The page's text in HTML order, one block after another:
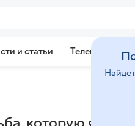
и статьи Телепрограмма